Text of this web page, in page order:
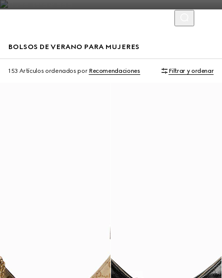
BOLSOS DE VERANO PARA MUJERES
153 Artículos ordenados por Recomendaciones Filtrar y ordenar
Personalizar con las iniciales Personalizar con las iniciales